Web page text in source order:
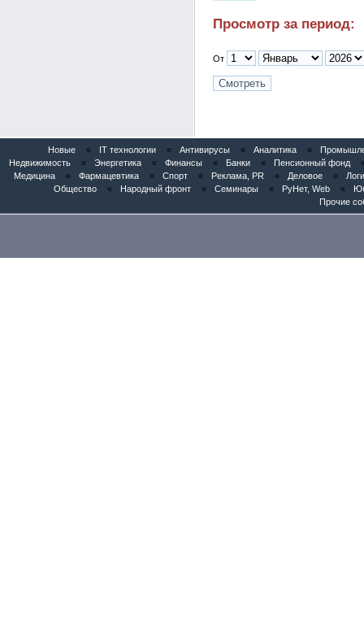
Просмотр за период:
От
Новые « IT технологии « Антивирусы « Аналитика «
Недвижимость
« Энергетика « Финансы « Банки « Пенсионный фонд
Медицина
« Фармацевтика « Спорт « Реклама, PR « Деловое «
Общество
« Народный фронт « Семинары « РуНет, Web «
Прочие